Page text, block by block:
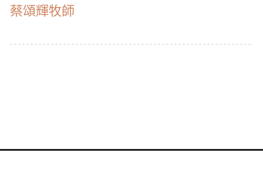
蔡頌輝牧師